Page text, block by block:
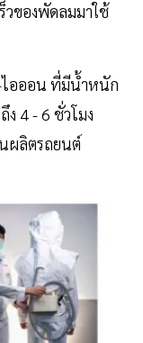
วของพัดลมมาใช้
ไอออน ที่มีน้ำหนัก
ง 4 - 6 ชั่วโมง
ผลิตรถยนต์